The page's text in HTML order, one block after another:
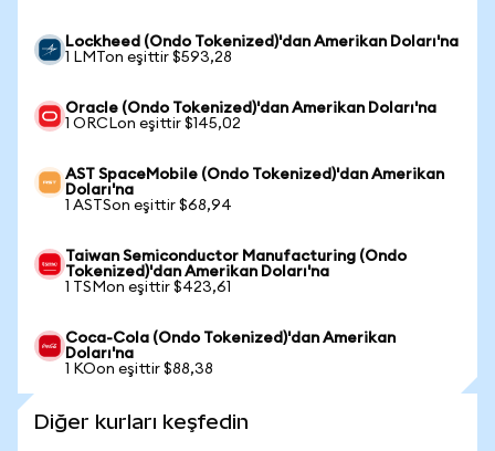
Lockheed (Ondo Tokenized)'dan Amerikan Doları'na
1 LMTon eşittir $593,28
Oracle (Ondo Tokenized)'dan Amerikan Doları'na
1 ORCLon eşittir $145,02
AST SpaceMobile (Ondo Tokenized)'dan Amerikan
Doları'na
1 ASTSon eşittir $68,94
Taiwan Semiconductor Manufacturing (Ondo
Tokenized)'dan Amerikan Doları'na
1 TSMon eşittir $423,61
Coca-Cola (Ondo Tokenized)'dan Amerikan
Doları'na
1 KOon eşittir $88,38
Diğer kurları keşfedin